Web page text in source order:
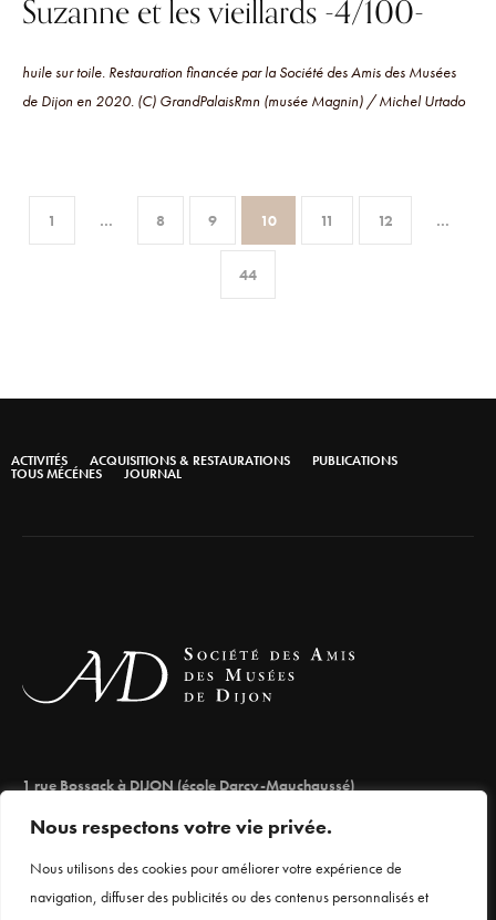
Nous respectons votre vie privée.
Nous utilisons des cookies pour améliorer votre expérience de
navigation, diffuser des publicités ou des contenus personnalisés et
Suzanne et les vieillards -4/100-
huile sur toile. Restauration financée par la Société des Amis des Musées
de Dijon en 2020. (C) GrandPalaisRmn (musée Magnin) / Michel Urtado
1 … 8 9 10 11 12 …
44
ACTIVITÉS ACQUISITIONS & RESTAURATIONS PUBLICATIONS
TOUS MÉCÉNES JOURNAL
1 rue Bossack à DIJON (école Darcy-Mauchaussé)
03 80 66 71 98